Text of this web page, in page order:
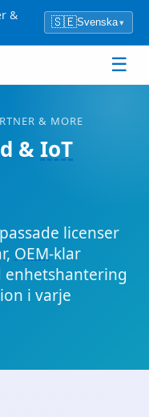
&
🇸🇪Svenska▾
☰
& MORE
&IoT
licenser
OEM-klar
i varje